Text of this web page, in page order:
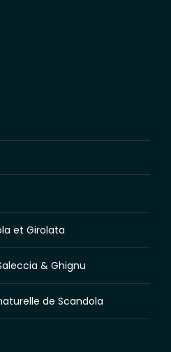
et Girolata
& Ghignu
de Scandola